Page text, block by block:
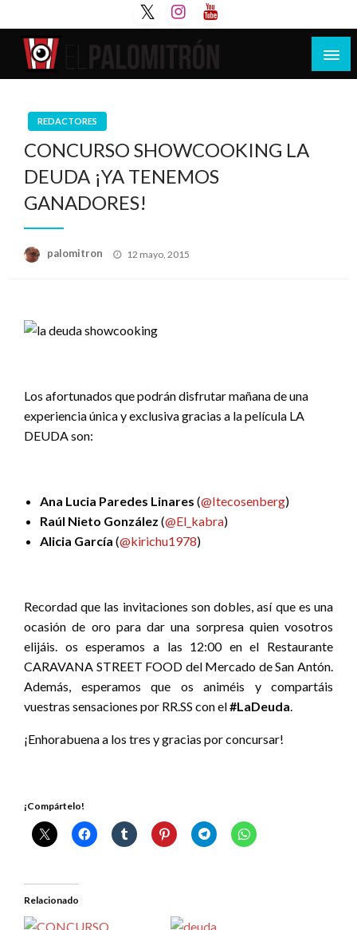
al
contenido
Tu espacio de la industria de cine española y
REDACTORES
CONCURSO SHOWCOOKING LA
DEUDA ¡YA TENEMOS
GANADORES!
palomitron
Publicado
12 mayo, 2015
Los afortunados que podrán disfrutar mañana de una
experiencia única y exclusiva gracias a la película LA
DEUDA son:
Ana Lucia Paredes Linares (@Itecosenberg)
Raúl Nieto González (@El_kabra)
Alicia García (@kirichu1978)
Recordad que las invitaciones son dobles, así que es una
ocasión de oro para dar una sorpresa quien vosotros
elijáis. os esperamos a las 12:00 en el Restaurante
CARAVANA STREET FOOD del Mercado de San Antón.
Además, esperamos que os animéis y compartáis
vuestras sensaciones por RR.SS con el#LaDeuda.
¡Enhorabuena a los tres y gracias por concursar!
¡Compártelo!
Relacionado